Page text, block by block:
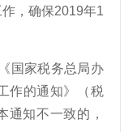
，确保2019年1
国家税务总局办
作的通知》（税
通知不一致的，